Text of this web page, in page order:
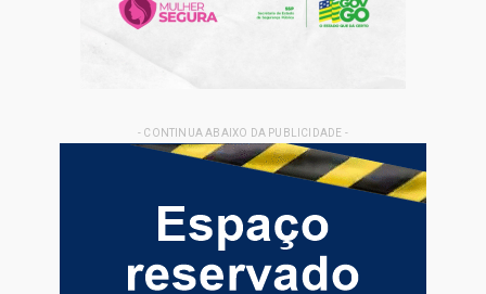
- CONTINUA ABAIXO DA PUBLICIDADE -